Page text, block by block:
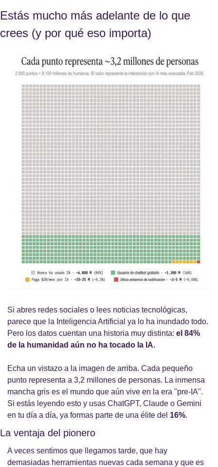
Estás mucho más adelante de lo que
crees (y por qué eso importa)
Si abres redes sociales o lees noticias tecnológicas,
parece que la Inteligencia Artificial ya lo ha inundado todo.
Pero los datos cuentan una historia muy distinta: el 84%
de la humanidad aún no ha tocado la IA.
Echa un vistazo a la imagen de arriba. Cada pequeño
punto representa a 3,2 millones de personas. La inmensa
mancha gris es el mundo que aún vive en la era "pre-IA".
Si estás leyendo esto y usas ChatGPT, Claude o Gemini
en tu día a día, ya formas parte de una élite del 16%.
La ventaja del pionero
A veces sentimos que llegamos tarde, que hay
demasiadas herramientas nuevas cada semana y que es